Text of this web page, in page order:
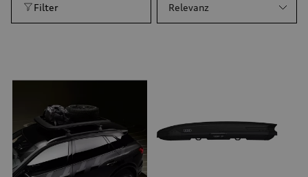
Filter Relevanz